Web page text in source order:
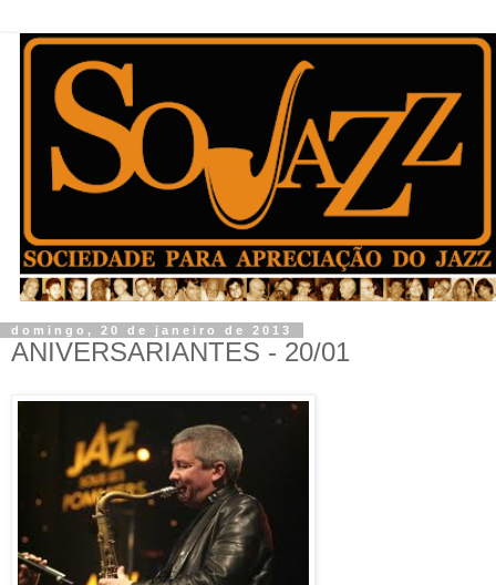
domingo, 20 de janeiro de 2013
ANIVERSARIANTES - 20/01